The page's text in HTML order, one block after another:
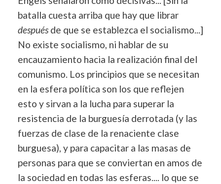
batalla cuesta arriba que hay que librar
despuésde que se establezca el socialismo...]
No existe socialismo, ni hablar de su
encauzamiento hacia la realización final del
comunismo. Los principios que se necesitan
en la esfera política son los que reflejen
esto y sirvan a la lucha para superar la
resistencia de la burguesía derrotada (y las
fuerzas de clase de la renaciente clase
burguesa), y para capacitar a las masas de
personas para que se conviertan en amos de
la sociedad en todas las esferas.... lo que se